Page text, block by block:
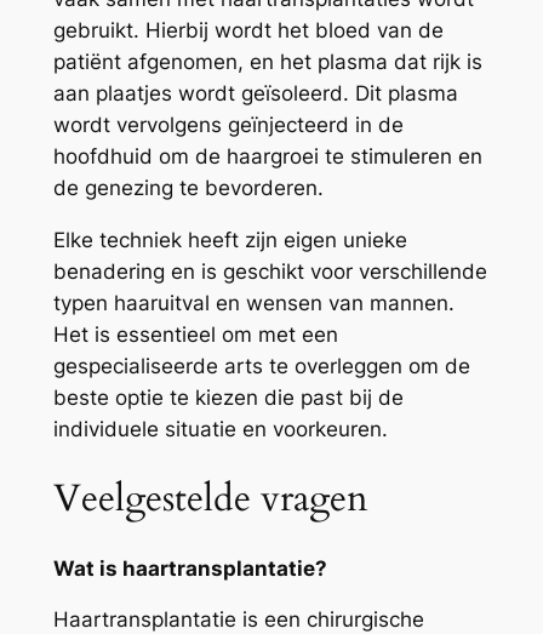
gebruikt. Hierbij wordt het bloed van de
patiënt afgenomen, en het plasma dat rijk is
aan plaatjes wordt geïsoleerd. Dit plasma
wordt vervolgens geïnjecteerd in de
hoofdhuid om de haargroei te stimuleren en
de genezing te bevorderen.
Elke techniek heeft zijn eigen unieke
benadering en is geschikt voor verschillende
typen haaruitval en wensen van mannen.
Het is essentieel om met een
gespecialiseerde arts te overleggen om de
beste optie te kiezen die past bij de
individuele situatie en voorkeuren.
Veelgestelde vragen
Wat is haartransplantatie?
Haartransplantatie is een chirurgische